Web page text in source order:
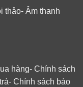
thảo- Âm thanh
hàng- Chính sách
- Chính sách bảo